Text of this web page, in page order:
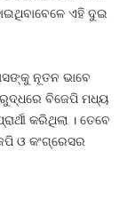
ଏହି ଦୁଇ
ନୂତନ ଭାବେ
ବିଜେପି ମଧ୍ୟ
କରିଥିଲା । ତେବେ
ଓ କଂଗ୍ରେସର